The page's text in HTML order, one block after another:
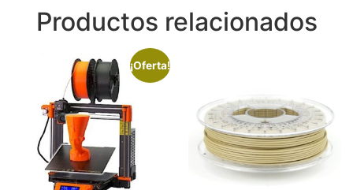
Productos relacionados
¡Oferta!